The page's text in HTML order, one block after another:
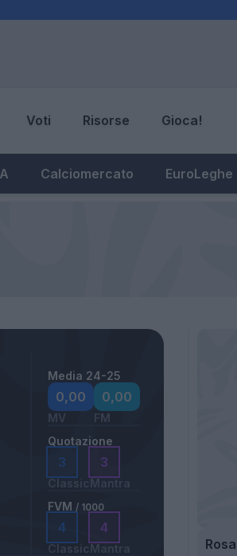
Voti Risorse Gioca!
Calciomercato EuroLeghe
Media 24-25
0,00
MV
0,00
FM
Quotazione
3
Classic
3
Mantra
FVM / 1000
4
Classic
4
Mantra